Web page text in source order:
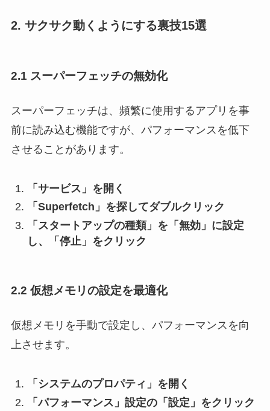
2. サクサク動くようにする裏技15選
2.1 スーパーフェッチの無効化
スーパーフェッチは、頻繁に使用するアプリを事
前に読み込む機能ですが、パフォーマンスを低下
させることがあります。
「サービス」を開く
「Superfetch」を探してダブルクリック
「スタートアップの種類」を「無効」に設定
し、「停止」をクリック
2.2 仮想メモリの設定を最適化
仮想メモリを手動で設定し、パフォーマンスを向
上させます。
「システムのプロパティ」を開く
「パフォーマンス」設定の「設定」をクリック